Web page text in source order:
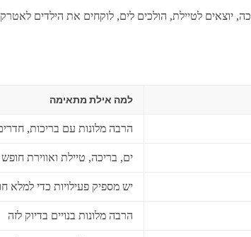
יוצאים לטיילת, הולכים לים, לוקחים את הילדים
למה אילת מתאימה
הרבה מלונות עם בריכות,
ים, בריכה, טיילת ואווירת
יש מספיק פעילויות כדי למלא
הרבה מלונות בנויים בדיוק לזה